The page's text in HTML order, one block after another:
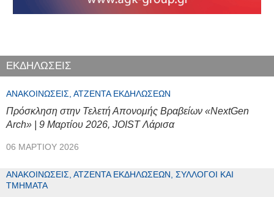
ΕΚΔΗΛΩΣΕΙΣ
ΑΝΑΚΟΙΝΏΣΕΙΣ, ΑΤΖΈΝΤΑ ΕΚΔΗΛΏΣΕΩΝ
Πρόσκληση στην Τελετή Απονομής Βραβείων «NextGen
Arch» | 9 Μαρτίου 2026, JOIST Λάρισα
06 ΜΑΡΤΊΟΥ 2026
ΑΝΑΚΟΙΝΏΣΕΙΣ, ΑΤΖΈΝΤΑ ΕΚΔΗΛΏΣΕΩΝ, ΣΎΛΛΟΓΟΙ ΚΑΙ
ΤΜΉΜΑΤΑ